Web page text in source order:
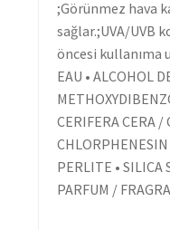
;Görünmez hava
sağlar.;UVA/UVB
öncesi kullanıma
EAU • ALCOHOL
CERIFERA CERA /
CHLORPHENESIN
PERLITE • SILICA
PARFUM /